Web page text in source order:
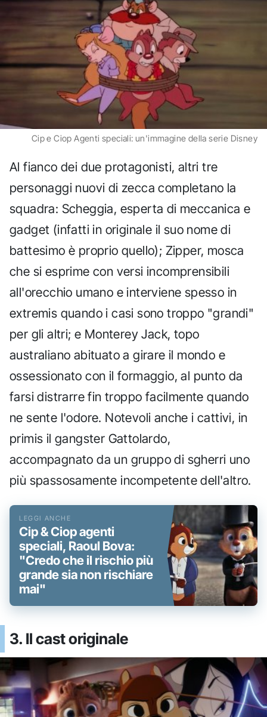
Cip e Ciop Agenti speciali: un'immagine della serie Disney
Al fianco dei due protagonisti, altri tre
personaggi nuovi di zecca completano la
squadra: Scheggia, esperta di meccanica e
gadget (infatti in originale il suo nome di
battesimo è proprio quello); Zipper, mosca
che si esprime con versi incomprensibili
all'orecchio umano e interviene spesso in
extremis quando i casi sono troppo "grandi"
per gli altri; e Monterey Jack, topo
australiano abituato a girare il mondo e
ossessionato con il formaggio, al punto da
farsi distrarre fin troppo facilmente quando
ne sente l'odore. Notevoli anche i cattivi, in
primis il gangster Gattolardo,
accompagnato da un gruppo di sgherri uno
più spassosamente incompetente dell'altro.
Cip & Ciop agenti
speciali, Raoul Bova:
"Credo che il rischio più
grande sia non rischiare
mai"
3. Il cast originale